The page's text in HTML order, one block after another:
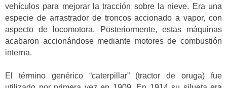
vehículos para mejorar la tracción sobre la nieve. Era una
especie de arrastrador de troncos accionado a vapor, con
aspecto de locomotora. Posteriormente, estas máquinas
acabaron accionándose mediante motores de combustión
interna.
El término genérico “caterpillar” (tractor de oruga) fue